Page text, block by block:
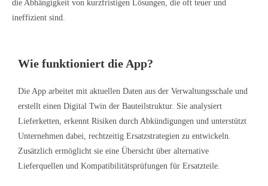
die Abhängigkeit von kurzfristigen Lösungen, die oft teuer und
ineffizient sind.
Wie funktioniert die App?
Die App arbeitet mit aktuellen Daten aus der Verwaltungsschale und
erstellt einen Digital Twin der Bauteilstruktur. Sie analysiert
Lieferketten, erkennt Risiken durch Abkündigungen und unterstützt
Unternehmen dabei, rechtzeitig Ersatzstrategien zu entwickeln.
Zusätzlich ermöglicht sie eine Übersicht über alternative
Lieferquellen und Kompatibilitätsprüfungen für Ersatzteile.